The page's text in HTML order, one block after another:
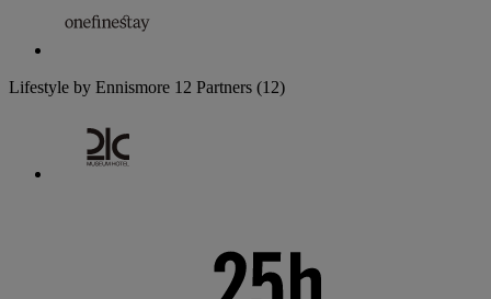
Lifestyle by Ennismore 12 Partners (12)